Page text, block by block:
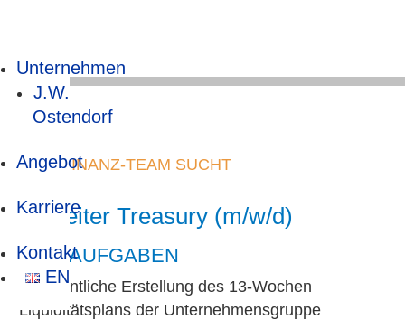
Unternehmen
J.W.
Ostendorf
Angebot
Karriere
Kontakt
EN
UNSER FINANZ-TEAM SUCHT
Mitarbeiter Treasury (m/w/d)
DEINE AUFGABEN
Wöchentliche Erstellung des 13-Wochen
Liquiditätsplans der Unternehmensgruppe